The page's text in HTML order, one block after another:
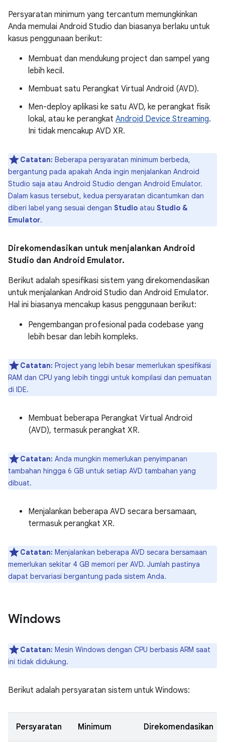
Persyaratan minimum yang tercantum memungkinkan
Anda memulai Android Studio dan biasanya berlaku untuk
kasus penggunaan berikut:
Membuat dan mendukung project dan sampel yang
lebih kecil.
Membuat satu Perangkat Virtual Android (AVD).
Men-deploy aplikasi ke satu AVD, ke perangkat fisik
lokal, atau ke perangkat Android Device Streaming.
Ini tidak mencakup AVD XR.
Catatan: Beberapa persyaratan minimum berbeda,
bergantung pada apakah Anda ingin menjalankan Android
Studio saja atau Android Studio dengan Android Emulator.
Dalam kasus tersebut, kedua persyaratan dicantumkan dan
diberi label yang sesuai dengan Studio atau Studio &
Emulator.
Direkomendasikan untuk menjalankan Android
Studio dan Android Emulator.
Berikut adalah spesifikasi sistem yang direkomendasikan
untuk menjalankan Android Studio dan Android Emulator.
Hal ini biasanya mencakup kasus penggunaan berikut:
Pengembangan profesional pada codebase yang
lebih besar dan lebih kompleks.
Catatan: Project yang lebih besar memerlukan spesifikasi
RAM dan CPU yang lebih tinggi untuk kompilasi dan pemuatan
di IDE.
Membuat beberapa Perangkat Virtual Android
(AVD), termasuk perangkat XR.
Catatan: Anda mungkin memerlukan penyimpanan
tambahan hingga 6 GB untuk setiap AVD tambahan yang
dibuat.
Menjalankan beberapa AVD secara bersamaan,
termasuk perangkat XR.
Catatan: Menjalankan beberapa AVD secara bersamaan
memerlukan sekitar 4 GB memori per AVD. Jumlah pastinya
dapat bervariasi bergantung pada sistem Anda.
Windows
Catatan: Mesin Windows dengan CPU berbasis ARM saat
ini tidak didukung.
Berikut adalah persyaratan sistem untuk Windows:
Persyaratan Minimum Direkomendasikan